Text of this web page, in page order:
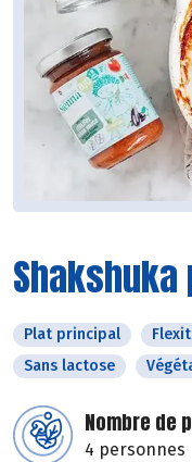
Plat principal
Sans lactose
Nombre de
4 personnes